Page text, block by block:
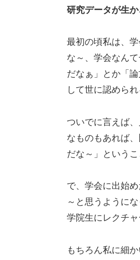
研究データが生
最初の頃私は、
な～、学会なん
だなぁ」とか「
して世に認めら
ついでに言えば
なものもあれば
だな～」という
で、学会に出始
～と思うように
学院生にレクチ
もちろん私に細